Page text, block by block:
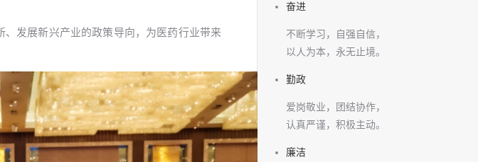
发展新兴产业的政策导向，为医药行业带来
奋进
不断学习，自强自信，
以人为本，永无止境。
勤政
爱岗敬业，团结协作，
认真严谨，积极主动。
廉洁